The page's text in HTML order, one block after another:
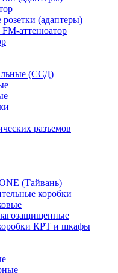
(адаптеры)
аттенюатор
(ССД)
разъемов
(Тайвань)
коробки
КРТ и шкафы